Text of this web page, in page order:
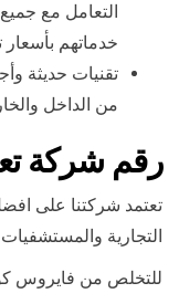
التعامل مع
خدماتهم
تقنيات حديثة
من الداخل
رقم شركة
تعتمد شركتنا على
التجارية والمستشفيات
للتخلص من فايروس